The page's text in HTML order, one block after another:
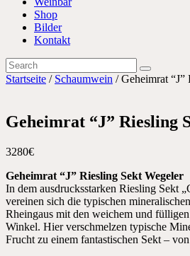
Shop
Bilder
Kontakt
Startseite / Schaumwein / Geheimrat “J”
Geheimrat “J” Riesling
3280€
Geheimrat “J” Riesling Sekt Wegeler
In dem ausdrucksstarken Riesling Sekt
vereinen sich die typischen
Rheingaus mit den weichem und
Winkel. Hier verschmelzen typische
Frucht zu einem fantastischen Sekt –